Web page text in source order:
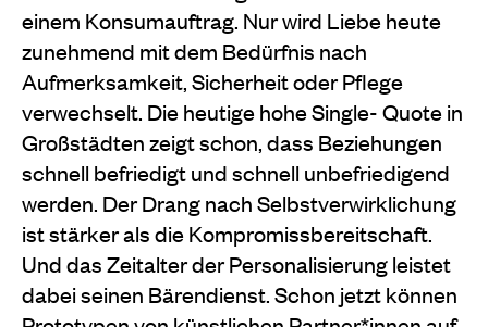
einem Konsumauftrag. Nur wird Liebe heute
zunehmend mit dem Bedürfnis nach
Aufmerksamkeit, Sicherheit oder Pflege
verwechselt. Die heutige hohe Single- Quote in
Großstädten zeigt schon, dass Beziehungen
schnell befriedigt und schnell unbefriedigend
werden. Der Drang nach Selbstverwirklichung
ist stärker als die Kompromissbereitschaft.
Und das Zeitalter der Personalisierung leistet
dabei seinen Bärendienst. Schon jetzt können